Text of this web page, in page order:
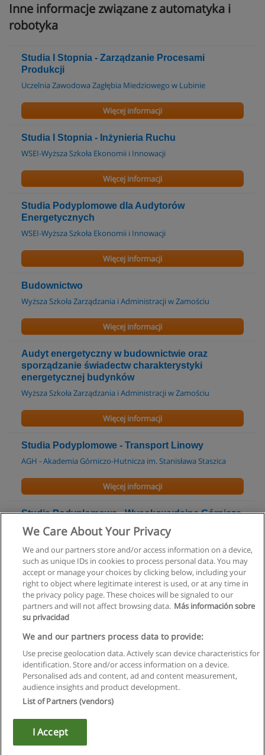
Inne informacje związane z automatyka i
robotyka
Studia I Stopnia - Zarządzanie Procesami
Produkcji
Uczelnia Zawodowa Zagłębia Miedziowego w Lubinie
Więcej informacji
Studia I Stopnia - Inżynieria Ruchu
WSEI-Wyższa Szkoła Ekonomii i Innowacji
Więcej informacji
Studia Podyplomowe dla Audytorów
Energetycznych
WSEI-Wyższa Szkoła Ekonomii i Innowacji
Więcej informacji
Budownictwo
Wyższa Szkoła Zarządzania i Administracji w Zamościu
Więcej informacji
Audyt energetyczny w budownictwie oraz
sporządzanie świadectw charakterystyki
energetycznej budynków
Wyższa Szkoła Zarządzania i Administracji w Zamościu
Więcej informacji
Studia Podyplomowe - Transport Linowy
AGH - Akademia Górniczo-Hutnicza im. Stanisława Staszica
Więcej informacji
Studia Podyplomowe - Wysokowydajne Górnicze
Kompleksy Ścianowe
AGH - Akademia Górniczo-Hutnicza im. Stanisława Staszica
Więcej informacji
Regulamin
Polityka ochrony danych osobowych
Kontakt z Educaedu
Copyright © Educaedu Business S.L. - CIF : B-95610580: -
We Care About Your Privacy
We and our partners store and/or access information on a device,
such as unique IDs in cookies to process personal data. You may
accept or manage your choices by clicking below, including your
right to object where legitimate interest is used, or at any time in
the privacy policy page. These choices will be signaled to our
partners and will not affect browsing data. Más información sobre
su privacidad
We and our partners process data to provide:
Use precise geolocation data. Actively scan device characteristics for
identification. Store and/or access information on a device.
Personalised ads and content, ad and content measurement,
audience insights and product development.
List of Partners (vendors)
I Accept